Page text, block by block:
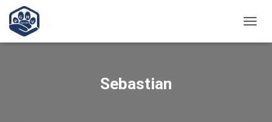
Sebastian